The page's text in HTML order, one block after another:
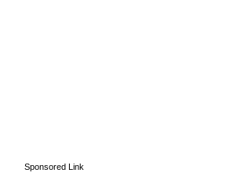
Sponsored Link